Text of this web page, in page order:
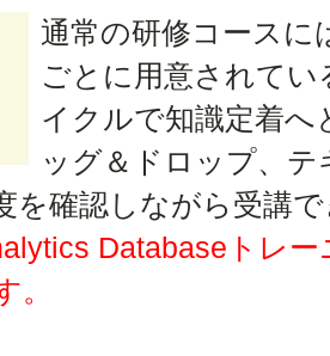
通常の研修コースに
ごとに用意されて
イクルで知識定着へ
ッグ＆ドロップ、
を確認しながら受講
Databaseトレ
。